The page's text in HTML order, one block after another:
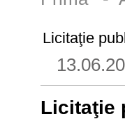
Licitaţie
Licitaţie